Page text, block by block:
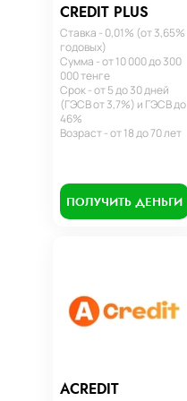
CREDIT PLUS
Ставка - 0,01% (от 3,65%
годовых)
Сумма - от 10 000 до 300
000 тенге
Срок - от 5 до 30 дней
(ГЭСВ от 3,7%) и ГЭСВ до
46%
Возраст - от 18 до 70 лет
ПОЛУЧИТЬ ДЕНЬГИ
ACREDIT